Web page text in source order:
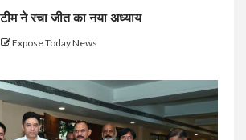
ने रचा जीत का नया अध्याय
Expose Today News